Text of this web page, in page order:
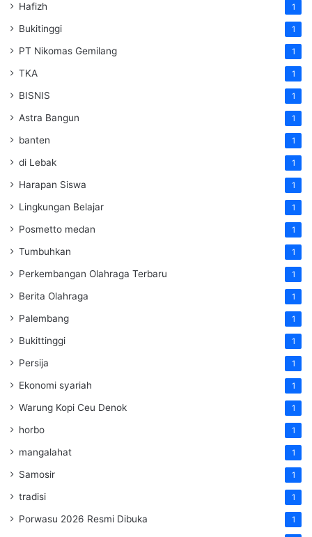
Hafizh 1
Bukitinggi 1
PT Nikomas Gemilang 1
TKA 1
BISNIS 1
Astra Bangun 1
banten 1
di Lebak 1
Harapan Siswa 1
Lingkungan Belajar 1
Posmetto medan 1
Tumbuhkan 1
Perkembangan Olahraga Terbaru 1
Berita Olahraga 1
Palembang 1
Bukittinggi 1
Persija 1
Ekonomi syariah 1
Warung Kopi Ceu Denok 1
horbo 1
mangalahat 1
Samosir 1
tradisi 1
Porwasu 2026 Resmi Dibuka 1